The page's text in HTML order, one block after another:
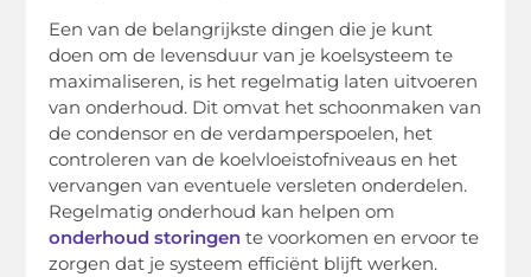
Een van de belangrijkste dingen die je kunt
doen om de levensduur van je koelsysteem te
maximaliseren, is het regelmatig laten uitvoeren
van onderhoud. Dit omvat het schoonmaken van
de condensor en de verdamperspoelen, het
controleren van de koelvloeistofniveaus en het
vervangen van eventuele versleten onderdelen.
Regelmatig onderhoud kan helpen om
onderhoud storingen te voorkomen en ervoor te
zorgen dat je systeem efficiënt blijft werken.